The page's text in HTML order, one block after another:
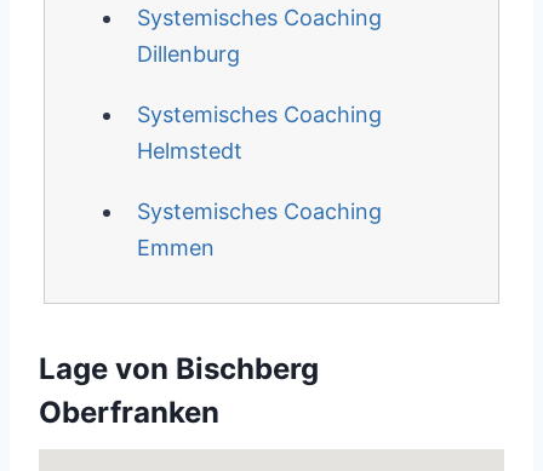
Systemisches Coaching
Dillenburg
Systemisches Coaching
Helmstedt
Systemisches Coaching
Emmen
Lage von Bischberg
Oberfranken